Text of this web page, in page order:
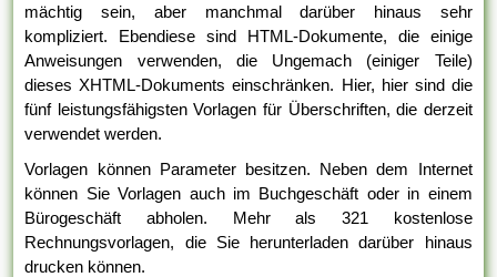
mächtig sein, aber manchmal darüber hinaus sehr
kompliziert. Ebendiese sind HTML-Dokumente, die einige
Anweisungen verwenden, die Ungemach (einiger Teile)
dieses XHTML-Dokuments einschränken. Hier, hier sind die
fünf leistungsfähigsten Vorlagen für Überschriften, die derzeit
verwendet werden.
Vorlagen können Parameter besitzen. Neben dem Internet
können Sie Vorlagen auch im Buchgeschäft oder in einem
Bürogeschäft abholen. Mehr als 321 kostenlose
Rechnungsvorlagen, die Sie herunterladen darüber hinaus
drucken können.